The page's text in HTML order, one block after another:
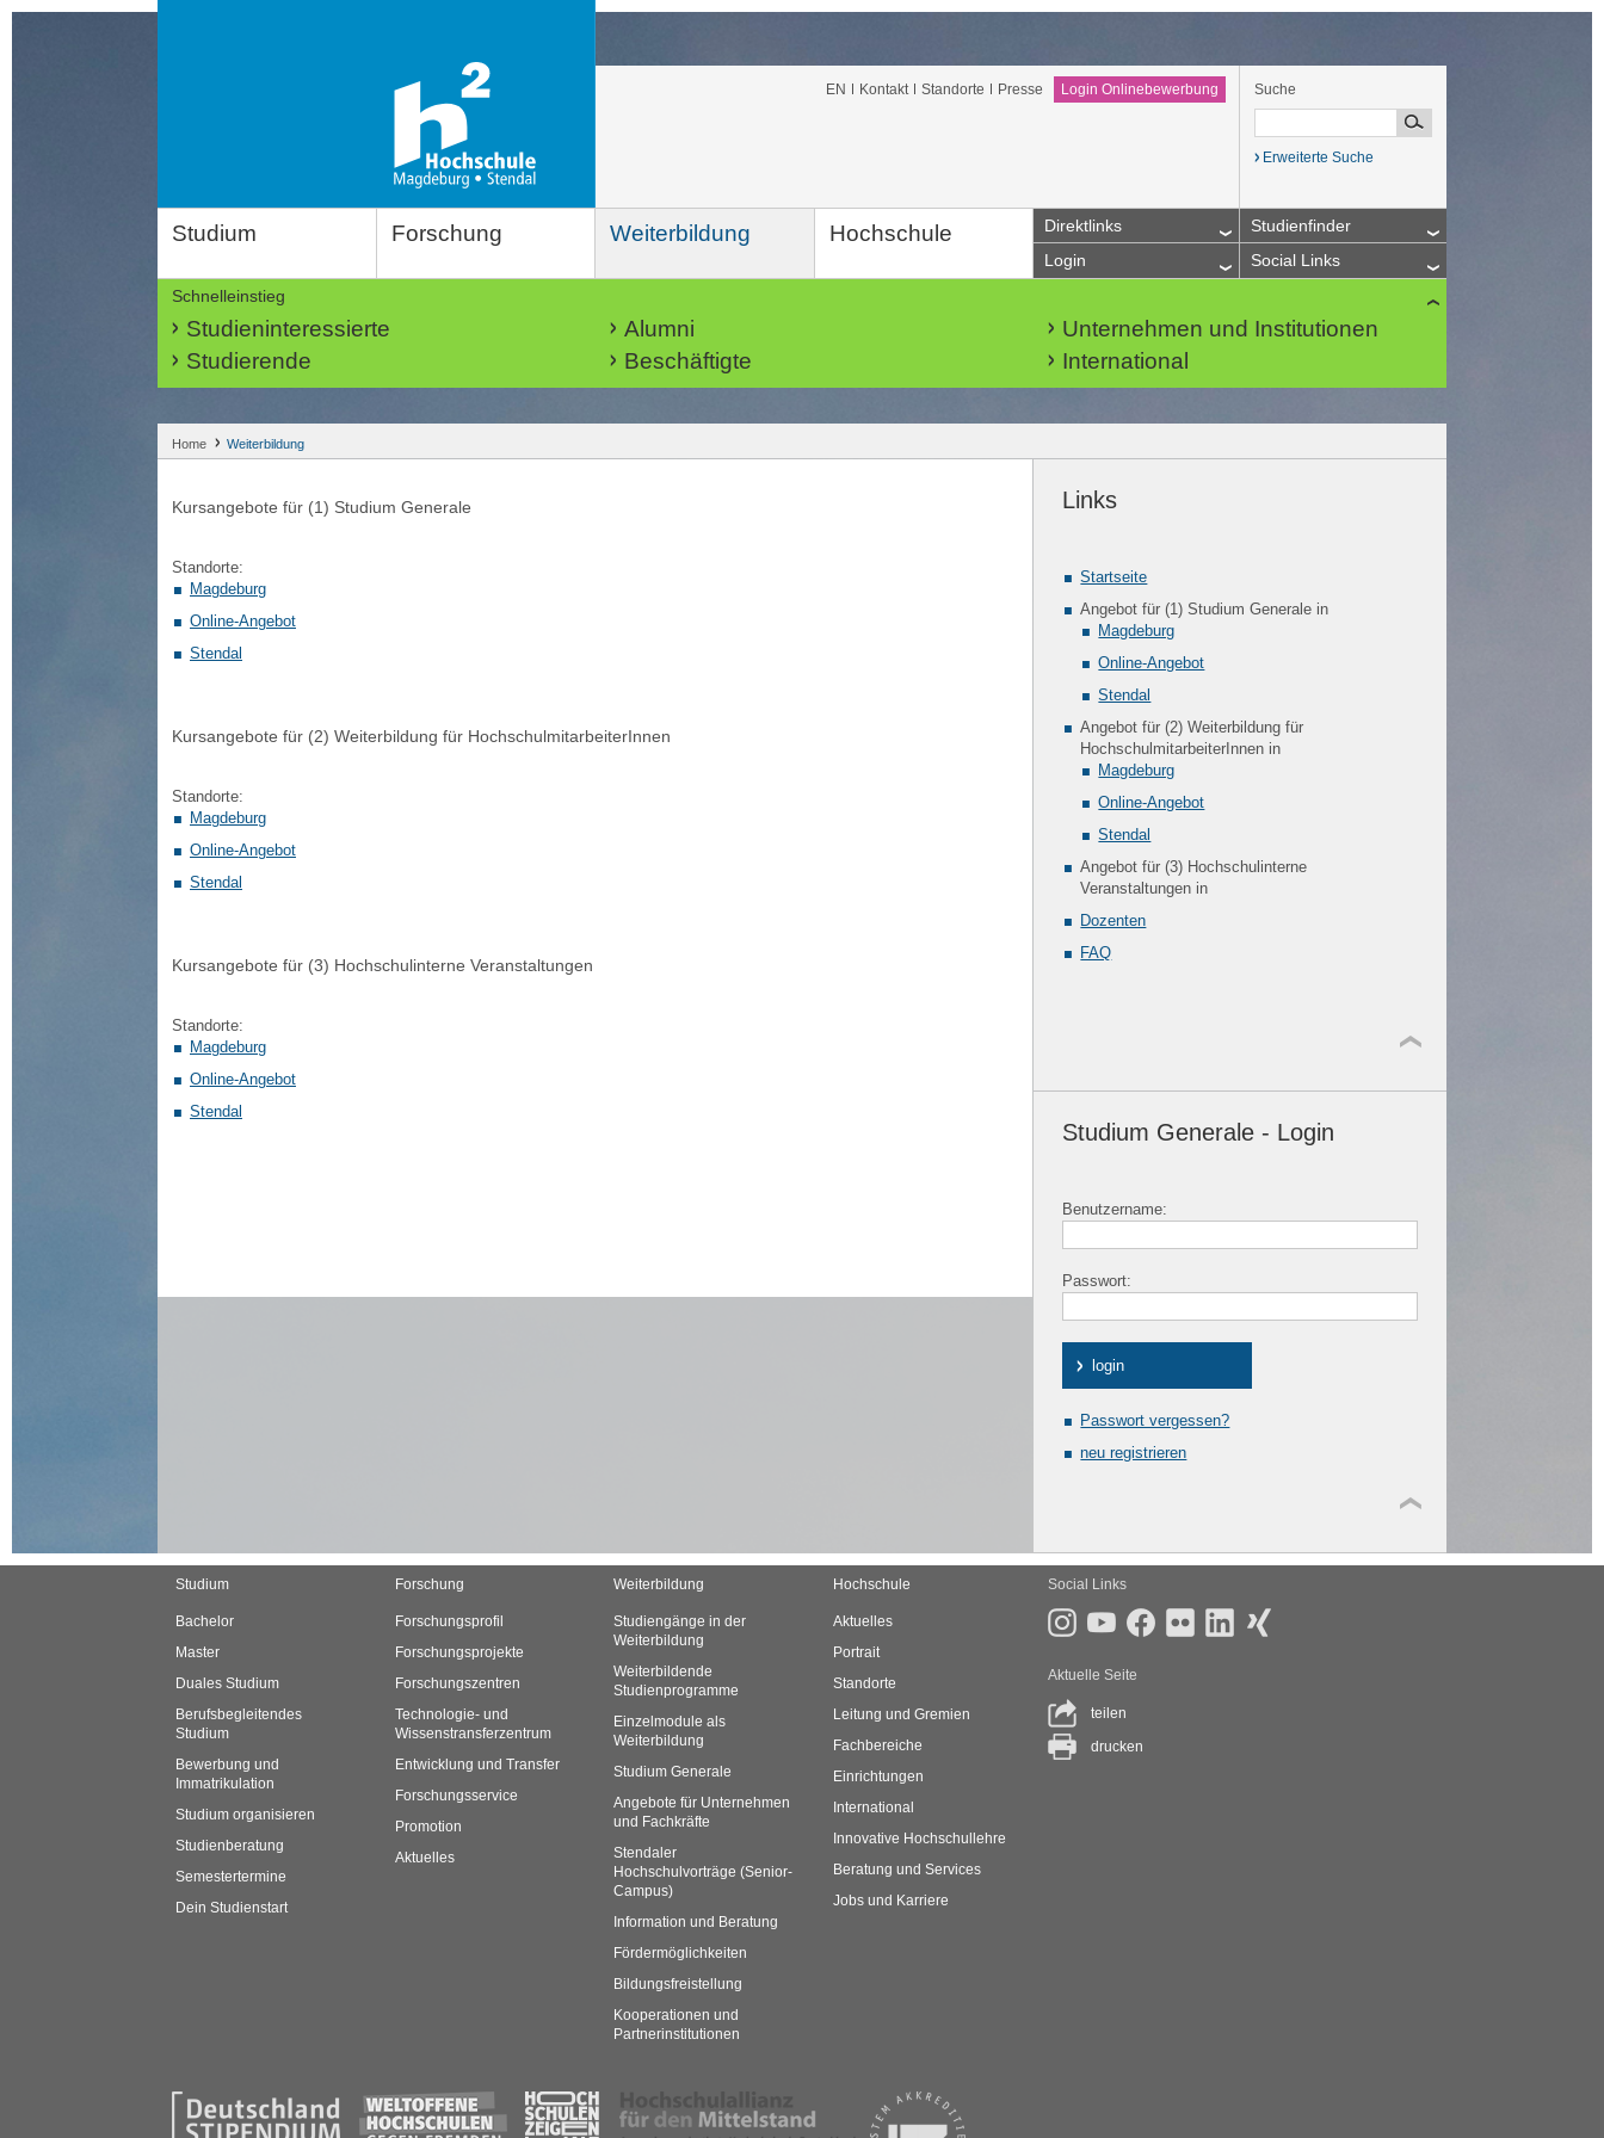
EN Kontakt Standorte Presse Login Onlinebewerbung Suche
Erweiterte Suche
Studium Forschung Weiterbildung Hochschule Direktlinks
Studienfinder
Login
Social Links
Schnelleinstieg
Studieninteressierte Alumni
Unternehmen und Institutionen
Studierende
Beschäftigte International
Home Weiterbildung
Kursangebote für (1) Studium Generale
Standorte:
Magdeburg
Online-Angebot
Stendal
Kursangebote für (2) Weiterbildung für HochschulmitarbeiterInnen
Standorte:
Magdeburg
Online-Angebot
Stendal
Kursangebote für (3) Hochschulinterne Veranstaltungen
Standorte:
Magdeburg
Online-Angebot
Stendal
Links
Startseite
Angebot für (1) Studium Generale in
Magdeburg
Online-Angebot
Stendal
Angebot für (2) Weiterbildung für
HochschulmitarbeiterInnen in
Magdeburg
Online-Angebot
Stendal
Angebot für (3) Hochschulinterne
Veranstaltungen in
Dozenten
FAQ
Studium Generale - Login
Benutzername:
Passwort:
Passwort vergessen?
neu registrieren
Studium
Bachelor
Master
Duales Studium
Berufsbegleitendes
Studium
Bewerbung und
Immatrikulation
Studium organisieren
Studienberatung
Semestertermine
Dein Studienstart
Forschung
Forschungsprofil
Forschungsprojekte
Forschungszentren
Technologie- und
Wissenstransferzentrum
Entwicklung und Transfer
Forschungsservice
Promotion
Aktuelles
Weiterbildung
Studiengänge in der
Weiterbildung
Weiterbildende
Studienprogramme
Einzelmodule als
Weiterbildung
Studium Generale
Angebote für Unternehmen
und Fachkräfte
Stendaler
Hochschulvorträge (Senior-
Campus)
Information und Beratung
Fördermöglichkeiten
Bildungsfreistellung
Kooperationen und
Partnerinstitutionen
Hochschule
Aktuelles
Portrait
Standorte
Leitung und Gremien
Fachbereiche
Einrichtungen
International
Innovative Hochschullehre
Beratung und Services
Jobs und Karriere
Social Links
Aktuelle Seite
teilen
drucken